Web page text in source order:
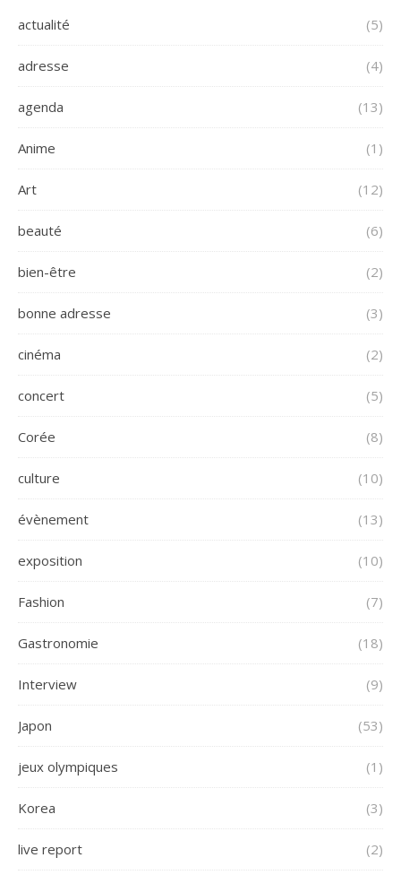
actualité (5)
adresse (4)
agenda (13)
Anime (1)
Art (12)
beauté (6)
bien-être (2)
bonne adresse (3)
cinéma (2)
concert (5)
Corée (8)
culture (10)
évènement (13)
exposition (10)
Fashion (7)
Gastronomie (18)
Interview (9)
Japon (53)
jeux olympiques (1)
Korea (3)
live report (2)